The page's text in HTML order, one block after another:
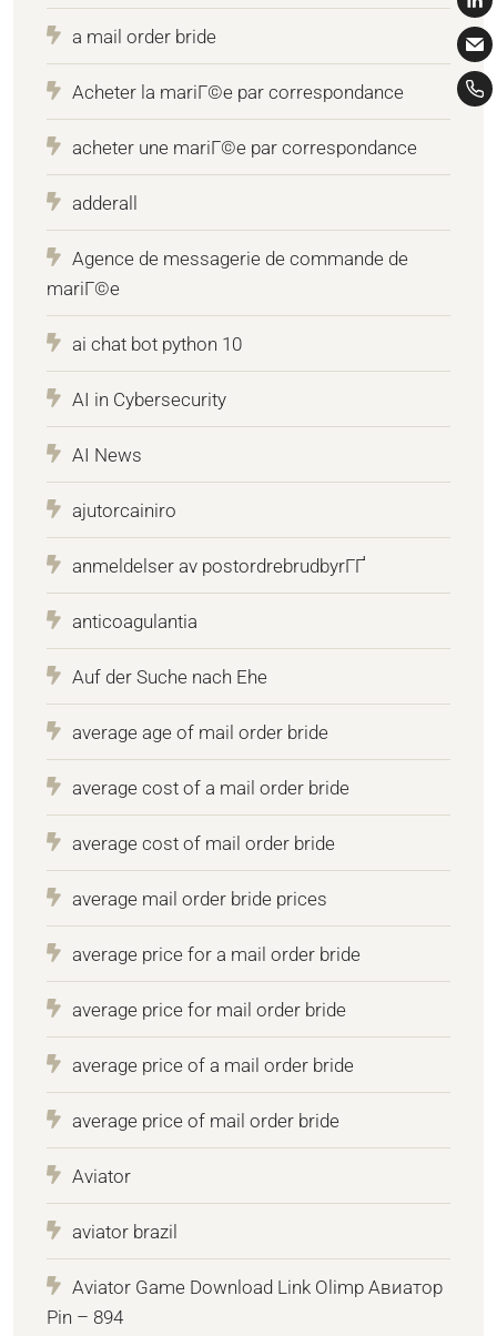
a mail order bride
Acheter la mariГ©e par correspondance
acheter une mariГ©e par correspondance
adderall
Agence de messagerie de commande de
mariГ©e
ai chat bot python 10
AI in Cybersecurity
AI News
ajutorcainiro
anmeldelser av postordrebrudbyrГҐ
anticoagulantia
Auf der Suche nach Ehe
average age of mail order bride
average cost of a mail order bride
average cost of mail order bride
average mail order bride prices
average price for a mail order bride
average price for mail order bride
average price of a mail order bride
average price of mail order bride
Aviator
aviator brazil
Aviator Game Download Link Olimp Авиатор
Pin – 894